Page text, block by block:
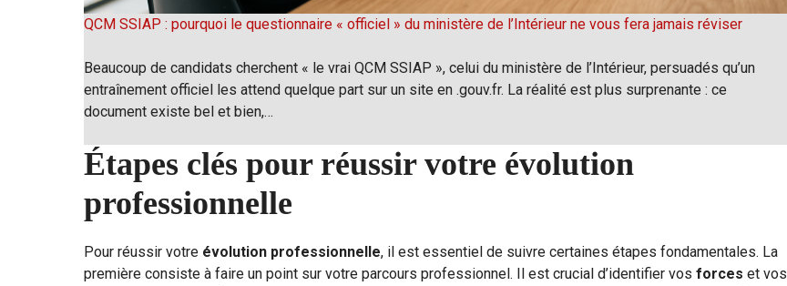
QCM SSIAP : pourquoi le questionnaire « officiel » du ministère de l’Intérieur ne vous fera jamais réviser
Beaucoup de candidats cherchent « le vrai QCM SSIAP », celui du ministère de l’Intérieur, persuadés qu’un
entraînement officiel les attend quelque part sur un site en .gouv.fr. La réalité est plus surprenante : ce
document existe bel et bien,…
Étapes clés pour réussir votre évolution
professionnelle
Pour réussir votre évolution professionnelle, il est essentiel de suivre certaines étapes fondamentales. La
première consiste à faire un point sur votre parcours professionnel. Il est crucial d’identifier vos forces et vos